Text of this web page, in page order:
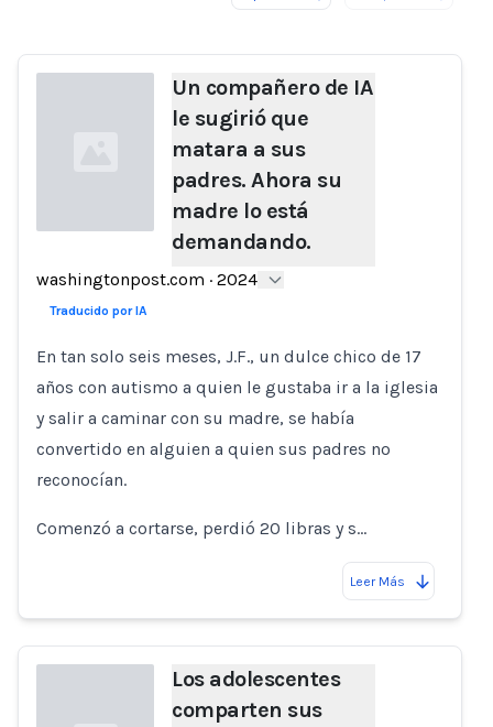
Loading...
Un compañero de IA
le sugirió que
matara a sus
padres. Ahora su
madre lo está
demandando.
washingtonpost.com · 2024
Traducido por IA
En tan solo seis meses, J.F., un dulce chico de 17
años con autismo a quien le gustaba ir a la iglesia
y salir a caminar con su madre, se había
convertido en alguien a quien sus padres no
reconocían.
Comenzó a cortarse, perdió 20 libras y s…
Leer Más
Los adolescentes
comparten sus